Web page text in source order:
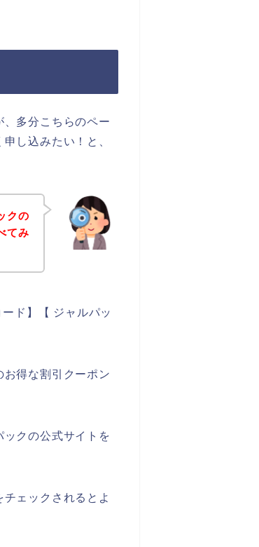
多分こちらのペー
し込みたい！と、
クの
てみ
ド】【 ジャルパッ
得な割引クーポン
クの公式サイトを
ェックされるとよ